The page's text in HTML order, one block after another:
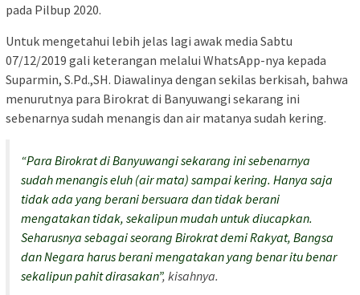
pada Pilbup 2020.
Untuk mengetahui lebih jelas lagi awak media Sabtu
07/12/2019 gali keterangan melalui WhatsApp-nya kepada
Suparmin, S.Pd.,SH. Diawalinya dengan sekilas berkisah, bahwa
menurutnya para Birokrat di Banyuwangi sekarang ini
sebenarnya sudah menangis dan air matanya sudah kering.
“Para Birokrat di Banyuwangi sekarang ini sebenarnya
sudah menangis eluh (air mata) sampai kering. Hanya saja
tidak ada yang berani bersuara dan tidak berani
mengatakan tidak, sekalipun mudah untuk diucapkan.
Seharusnya sebagai seorang Birokrat demi Rakyat, Bangsa
dan Negara harus berani mengatakan yang benar itu benar
sekalipun pahit dirasakan”, kisahnya.